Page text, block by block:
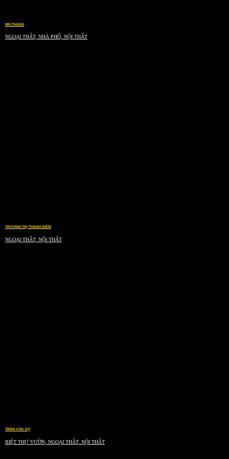
MR.THẮNG
NGOẠI THẤT, NHÀ PHỐ, NỘI THẤT
TRƯƠNG THỊ THANH DIỄM
NGOẠI THẤT, NỘI THẤT
TRẦN VĂN SỰ
BIỆT THỰ VƯỜN, NGOẠI THẤT, NỘI THẤT